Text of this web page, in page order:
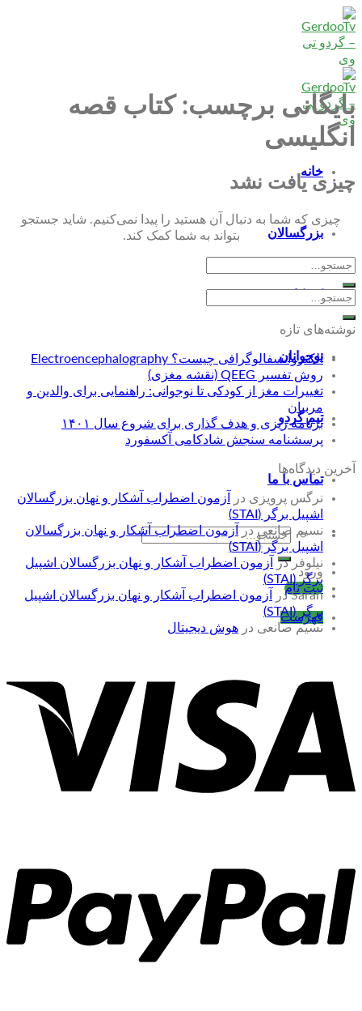
Skip
to
content
خانه
بزرگسالان
نوجوانان
تیم گردو
تماس با ما
جستجو
برای:
ورود
ثبت نام
فهرست
بایگانی برچسب: کتاب قصه
انگلیسی
چیزی یافت نشد
چیزی که شما به دنبال آن هستید را پیدا نمی‌کنیم. شاید جستجو
بتواند به شما کمک کند.
نوشته‌های تازه
الکتروانسفالوگرافی چیست؟ Electroencephalography
روش تفسیر QEEG (نقشه مغزی)
تغییرات مغز از کودکی تا نوجوانی: راهنمایی برای والدین و
مربیان
برنامه ریزی و هدف گذاری برای شروع سال ۱۴۰۱
پرسشنامه سنجش شادکامی آکسفورد
آخرین دیدگاه‌ها
نرگس پرویزی در
آزمون اضطراب آشکار و نهان بزرگسالان
اشپیل برگر (STAI)
نسیم صانعیدرآزمون اضطراب آشکار و نهان بزرگسالان
اشپیل برگر (STAI)
نیلوفر در
آزمون اضطراب آشکار و نهان بزرگسالان اشپیل
برگر (STAI)
Sarahدر
آزمون اضطراب آشکار و نهان بزرگسالان اشپیل
برگر (STAI)
نسیم صانعی در هوش دیجیتال